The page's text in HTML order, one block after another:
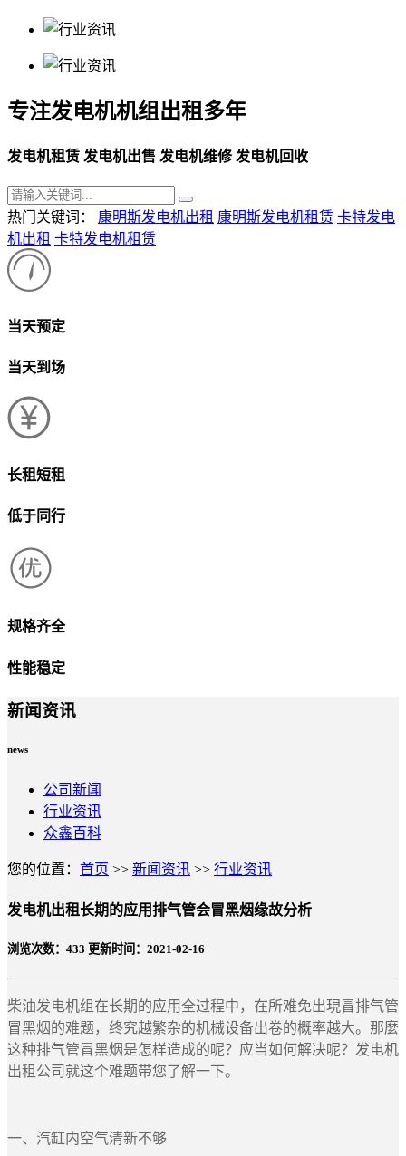
专注发电机机组出租多年
发电机租赁 发电机出售 发电机维修 发电机回收
热门关键词： 康明斯发电机出租 康明斯发电机租赁 卡特发电
机出租 卡特发电机租赁
当天预定
当天到场
长租短租
低于同行
规格齐全
性能稳定
新闻资讯
news
公司新闻
行业资讯
众鑫百科
您的位置： 首页 >> 新闻资讯 >> 行业资讯
发电机出租长期的应用排气管会冒黑烟缘故分析
浏览次数： 433 更新时间：2021-02-16
柴油发电机组在长期的应用全过程中，在所难免出現冒排气管
冒黑烟的难题，终究越繁杂的机械设备出卷的概率越大。那麼
这种排气管冒黑烟是怎样造成的呢？应当如何解决呢？发电机
出租公司就这个难题带您了解一下。
一、汽缸内空气清新不够